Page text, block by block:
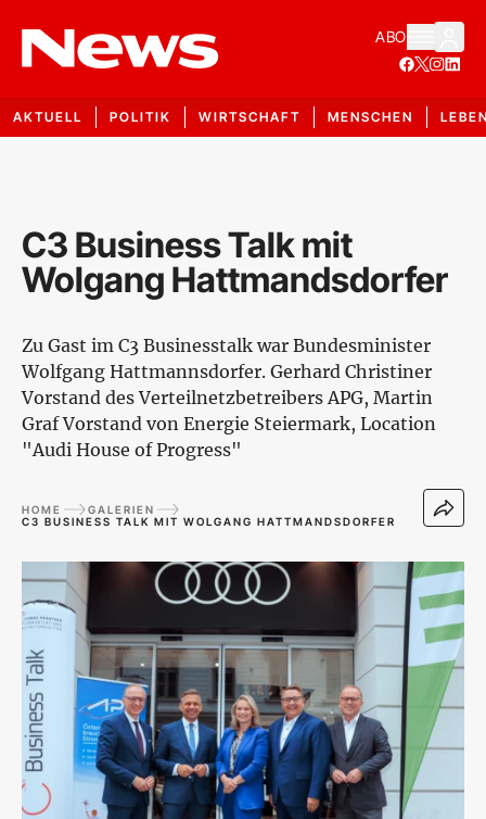
ABO
AKTUELL POLITIK WIRTSCHAFT MENSCHEN
C3 Business Talk mit
Wolgang Hattmandsdorfer
Zu Gast im C3 Businesstalk war Bundesminister
Wolfgang Hattmannsdorfer. Gerhard Christiner
Vorstand des Verteilnetzbetreibers APG, Martin
Graf Vorstand von Energie Steiermark, Location
"Audi House of Progress"
HOME
GALERIEN
C3 BUSINESS TALK MIT WOLGANG HATTMANDSDORFER